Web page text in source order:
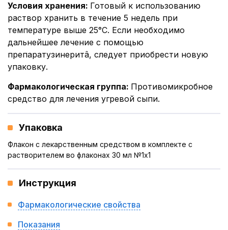
Условия хранения: Готовый к использованию
раствор хранить в течение 5 недель при
температуре выше 25°С. Если необходимо
дальнейшее лечение с помощью
препаратузинеритâ, следует приобрести новую
упаковку.
Фармакологическая группа: Противомикробное
средство для лечения угревой сыпи.
Упаковка
Флакон с лекарственным средством в комплекте с
растворителем во флаконах 30 мл №1x1
Инструкция
Фармакологические свойства
Показания